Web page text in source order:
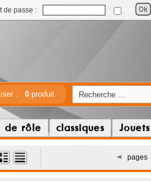
de passe :
: 0produit
de rôle classiques Jouets
pages